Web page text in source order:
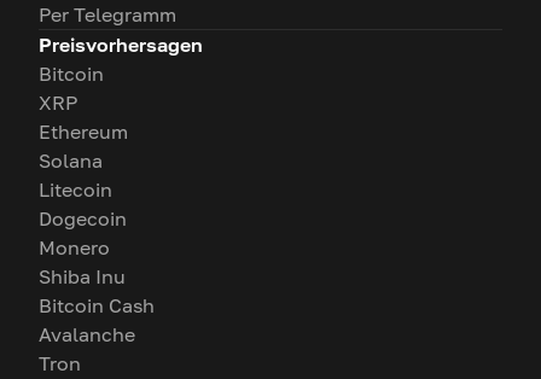
Per Telegramm
Preisvorhersagen
Bitcoin
XRP
Ethereum
Solana
Litecoin
Dogecoin
Monero
Shiba Inu
Bitcoin Cash
Avalanche
Tron